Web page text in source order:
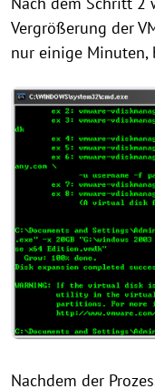
Vergrößerung der
nur einige Minuten,
Nachdem der